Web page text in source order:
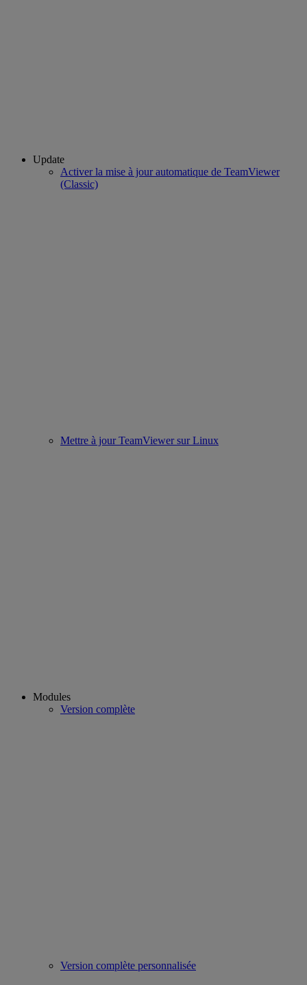
Update
Activer la mise à jour automatique de TeamViewer
(Classic)
Mettre à jour TeamViewer sur Linux
Modules
Version complète
Version complète personnalisée